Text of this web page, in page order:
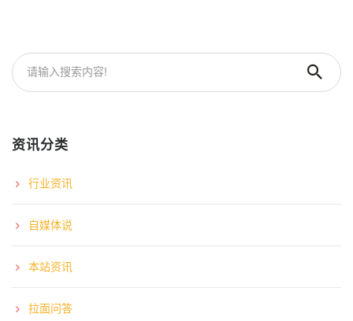
资讯分类
行业资讯
自媒体说
本站资讯
拉面问答